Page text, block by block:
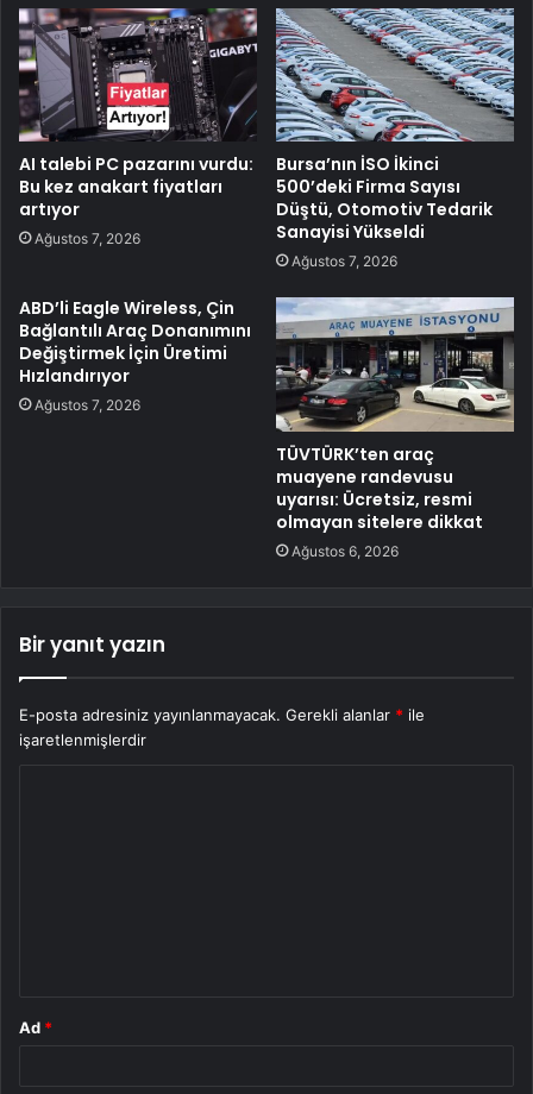
AI talebi PC pazarını vurdu:
Bu kez anakart fiyatları
artıyor
Ağustos 7, 2026
Bursa’nın İSO İkinci
500’deki Firma Sayısı
Düştü, Otomotiv Tedarik
Sanayisi Yükseldi
Ağustos 7, 2026
ABD’li Eagle Wireless, Çin
Bağlantılı Araç Donanımını
Değiştirmek İçin Üretimi
Hızlandırıyor
Ağustos 7, 2026
TÜVTÜRK’ten araç
muayene randevusu
uyarısı: Ücretsiz, resmi
olmayan sitelere dikkat
Ağustos 6, 2026
Bir yanıt yazın
E-posta adresiniz yayınlanmayacak. Gerekli alanlar * ile
işaretlenmişlerdir
Ad *